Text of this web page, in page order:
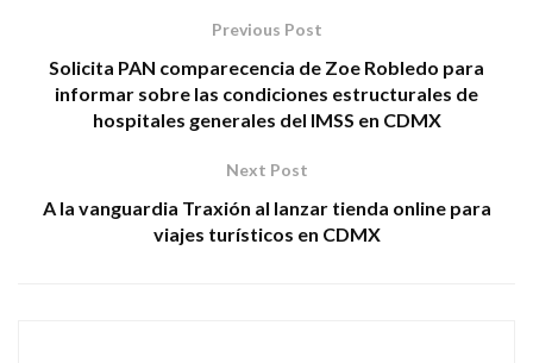
Previous Post
Solicita PAN comparecencia de Zoe Robledo para
informar sobre las condiciones estructurales de
hospitales generales del IMSS en CDMX
Next Post
A la vanguardia Traxión al lanzar tienda online para
viajes turísticos en CDMX